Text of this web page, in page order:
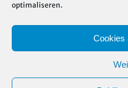
optimaliseren.
Cookies